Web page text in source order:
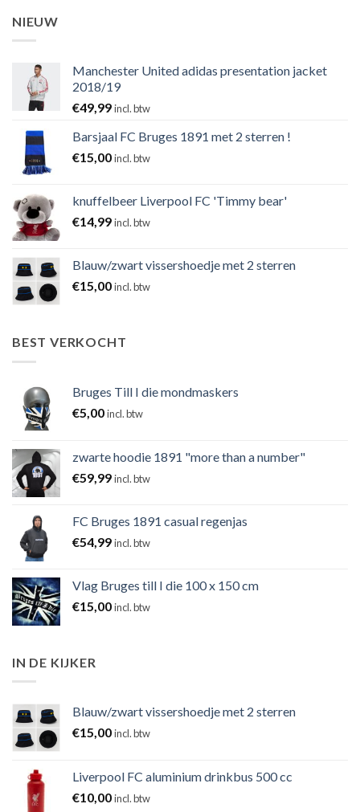
NIEUW
Manchester United adidas presentation jacket
2018/19
€49,99incl. btw
Barsjaal FC Bruges 1891 met 2 sterren !
€15,00incl. btw
knuffelbeer Liverpool FC 'Timmy bear'
€14,99incl. btw
Blauw/zwart vissershoedje met 2 sterren
€15,00incl. btw
BEST VERKOCHT
Bruges Till I die mondmaskers
€5,00incl. btw
zwarte hoodie 1891 "more than a number"
€59,99incl. btw
FC Bruges 1891 casual regenjas
€54,99incl. btw
Vlag Bruges till I die 100 x 150 cm
€15,00incl. btw
IN DE KIJKER
Blauw/zwart vissershoedje met 2 sterren
€15,00incl. btw
Liverpool FC aluminium drinkbus 500 cc
€10,00incl. btw